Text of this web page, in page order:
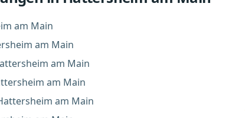
am Main
am Main
am Main
am Main
am Main